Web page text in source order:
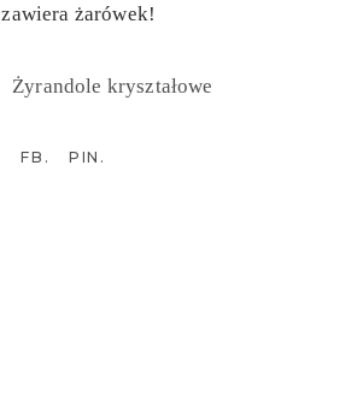
żarówek!
Żyrandole kryształowe
FB PIN